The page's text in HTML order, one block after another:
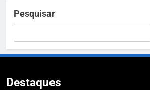
Pesquisar
Destaques